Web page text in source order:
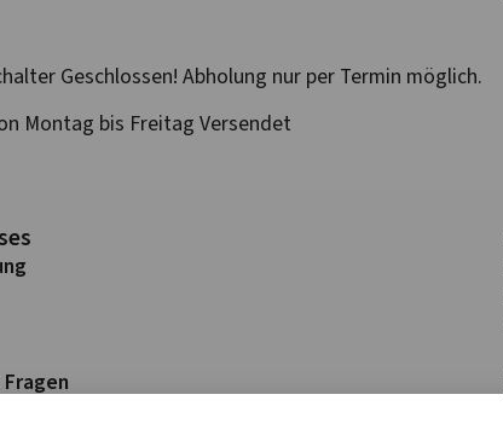
Geschlossen! Abholung nur per Termin möglich.
Montag bis Freitag Versendet